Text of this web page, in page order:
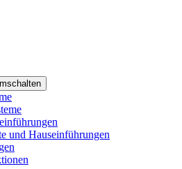
und Hauseinführungen